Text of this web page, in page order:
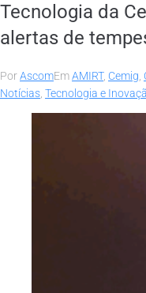
Tecnologia da
alertas de
PorAscomEmAMIRT, Cemig
Notícias Tecnologia e